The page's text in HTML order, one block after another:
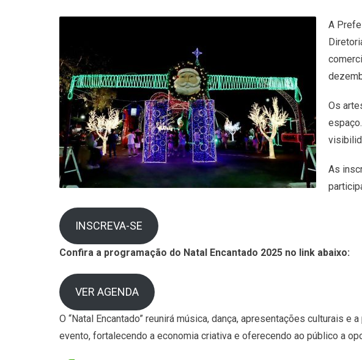
A
Os
As
INSCREVA-SE
Confira a programação do Natal Encantado 2025 no link abaixo:
VER AGENDA
O “Natal Encantado” reunirá música, dança, apresentações culturais
evento, fortalecendo a economia criativa e oferecendo ao público a